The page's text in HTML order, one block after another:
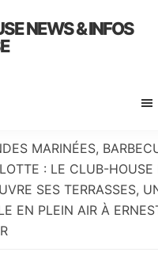
NEWS & INFOS
MARINÉES,
: LE CLUB-HOUSE
SES TERRASSES,
EN PLEIN AIR À